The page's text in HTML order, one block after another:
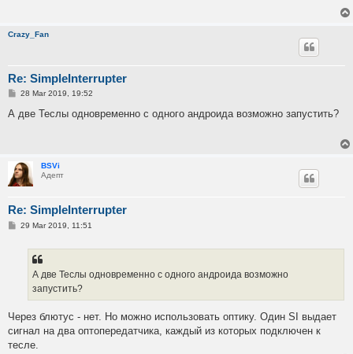
Crazy_Fan
Re: SimpleInterrupter
P
s
t
28 Mar 2019, 19:52
А две Теслы одновременно с одного андроида возможно запустить?
BSVi
Адепт
Re: SimpleInterrupter
P29 Mar 2019, 11:51
А две Теслы одновременно с одного андроида возможно
запустить?
Через блютус - нет. Но можно использовать оптику. Один SI выдает
сигнал на два оптопередатчика, каждый из которых подключен к
тесле.